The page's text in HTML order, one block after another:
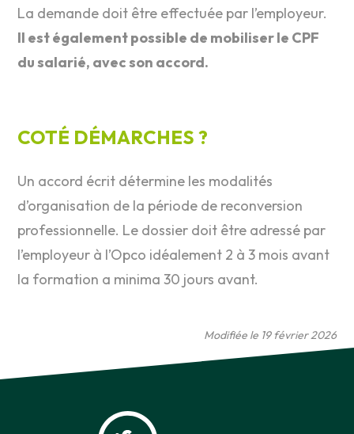
La demande doit être effectuée par l’employeur.
Il est également possible de mobiliser le CPF
du salarié, avec son accord.
COTÉ DÉMARCHES ?
Un accord écrit détermine les modalités
d’organisation de la période de reconversion
professionnelle. Le dossier doit être adressé par
l’employeur à l’Opco idéalement 2 à 3 mois avant
la formation a minima 30 jours avant.
Modifiée le 19 février 2026